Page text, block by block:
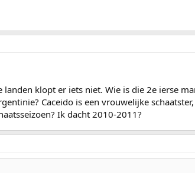
klopt er iets niet. Wie is die 2e ierse
Caceido is een vrouwelijke
Ik dacht 2010-2011?